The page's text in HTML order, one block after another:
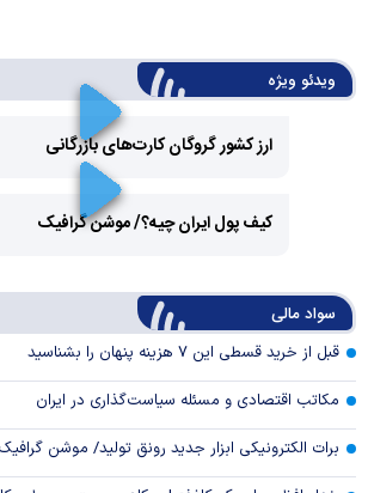
ویدئو ویژه
ارز کشور گروگان کارت‌های بازرگانی
Video
کیف پول ایران چیه؟/ موشن گرافیک
سواد مالی
قبل از خرید قسطی این ۷ هزینه پنهان را بشناسید
مکاتب اقتصادی و مسئله سیاست‌گذاری در ایران
برات الکترونیکی ابزار جدید رونق تولید/ موشن گرافیک